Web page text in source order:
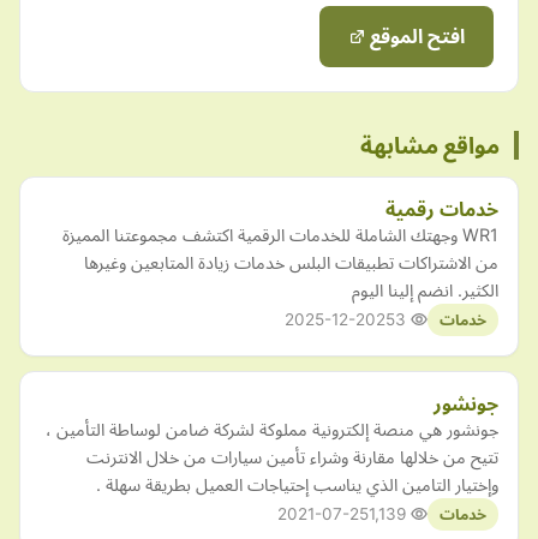
افتح الموقع
مواقع مشابهة
خدمات رقمية
WR1 وجهتك الشاملة للخدمات الرقمية اكتشف مجموعتنا المميزة
من الاشتراكات تطبيقات البلس خدمات زيادة المتابعين وغيرها
الكثير. انضم إلينا اليوم
خدمات 2025-12-20
جونشور
جونشور هي منصة إلكترونية مملوكة لشركة ضامن لوساطة التأمين ،
تتيح من خلالها مقارنة وشراء تأمين سيارات من خلال الانترنت
وإختيار التامين الذي يناسب إحتياجات العميل بطريقة سهلة .
خدمات 2021-07-25